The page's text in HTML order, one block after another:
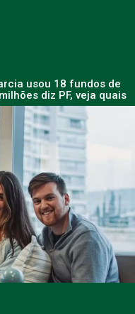
usou 18 fundos de
diz PF, veja quais